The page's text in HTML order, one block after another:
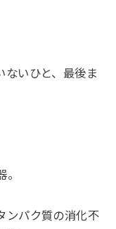
ないひと、最後ま
ンパク質の消化不